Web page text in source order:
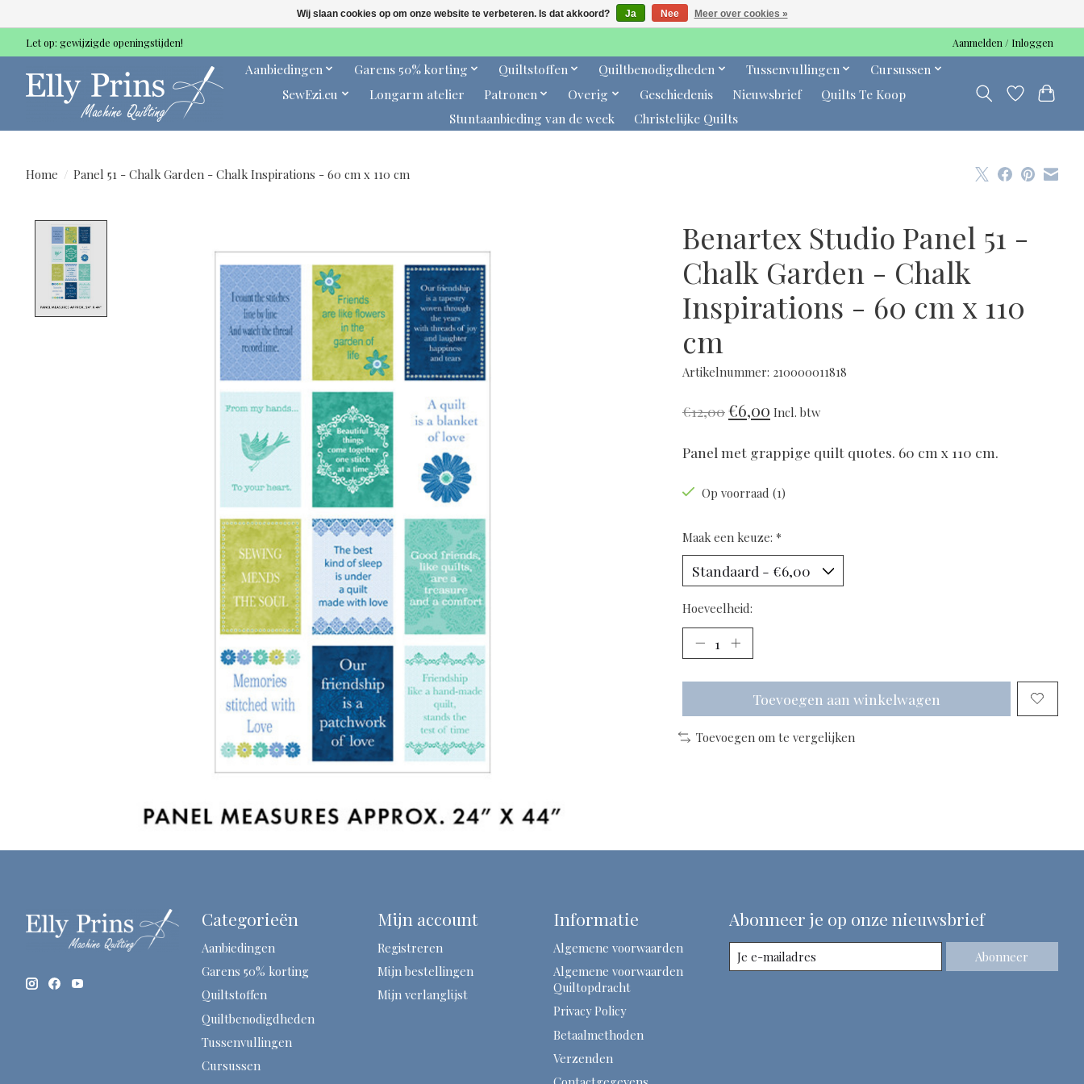
Let op: gewijzigde openingstijden! Aanmelden / Inloggen
Aanbiedingen Garens 50% korting Quiltstoffen Quiltbenodigdheden Tussenvullingen
Cursussen
SewEzi.eu
Longarm atelier Patronen Overig Geschiedenis Nieuwsbrief
Quilts Te Koop
Stuntaanbieding van de week
Christelijke Quilts
Home / Panel 51 - Chalk Garden - Chalk Inspirations - 60 cm x 110 cm
Benartex Studio Panel 51 -
Chalk Garden - Chalk
Inspirations - 60 cm x 110
cm
Artikelnummer: 210000011818
€12,00€6,00 Incl. btw
Panel met grappige quilt quotes. 60 cm x 110 cm.
Op voorraad (1)
Maak een keuze: *
Hoeveelheid:
Toevoegen aan winkelwagen
Toevoegen om te vergelijken
Categorieën
Aanbiedingen
Garens 50% korting
Quiltstoffen
Quiltbenodigdheden
Tussenvullingen
Cursussen
Mijn account
Registreren
Mijn bestellingen
Mijn verlanglijst
Informatie
Algemene voorwaarden
Algemene voorwaarden
Quiltopdracht
Privacy Policy
Betaalmethoden
Verzenden
Abonneer je op onze nieuwsbrief
Abonneer
Wij slaan cookies op om onze website te verbeteren. Is dat akkoord? Ja Nee Meer over cookies »